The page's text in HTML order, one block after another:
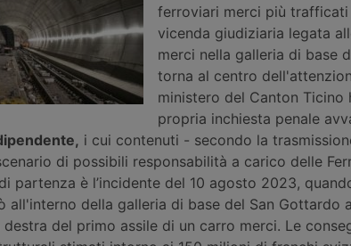
ferroviari merci più trafficati
vicenda giudiziaria legata
merci nella galleria di base
torna al centro
ministero del Canton Ticino
propria inchiesta penale
i cui contenuti - secondo la
di possibili responsabilità a carico delle
partenza è l’incidente del 10 agosto 2023,
all'interno della galleria di base del San Gottardo
del primo assile di un carro merci. Le